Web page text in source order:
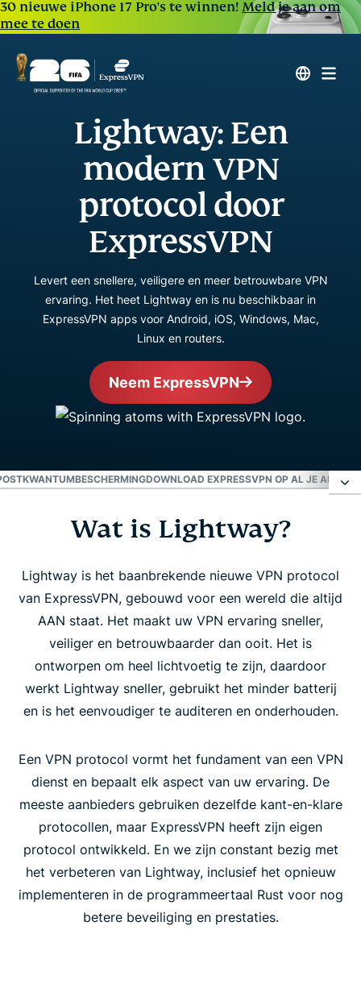
30 nieuwe iPhone 17 Pro's te winnen!Meld je aan om
mee te doen
Lightway: Een
modern VPN
protocol door
ExpressVPN
Levert een snellere, veiligere en meer betrouwbare VPN
ervaring. Het heet Lightway en is nu beschikbaar in
ExpressVPN apps voor Android, iOS, Windows, Mac,
Linux en routers.
Neem ExpressVPN
DOWNLOAD EXPRESSVPN OP AL JE
Wat is Lightway?
Nu gecodeerd in Rust
Betere snelheid en prestaties
Veilig en transparant
Minder uitval
Postkwantumbescherming
Download ExpressVPN op al je apparaten
'Een stap verder dan andere VPN's'
Neem de enige VPN met de snelheid en veiligheid
Wat is Lightway?
Lightway is het baanbrekende nieuwe VPN protocol
van ExpressVPN, gebouwd voor een wereld die altijd
AAN staat. Het maakt uw VPN ervaring sneller,
veiliger en betrouwbaarder dan ooit. Het is
ontworpen om heel lichtvoetig te zijn, daardoor
werkt Lightway sneller, gebruikt het minder batterij
en is het eenvoudiger te auditeren en onderhouden.
Een VPN protocol vormt het fundament van een VPN
dienst en bepaalt elk aspect van uw ervaring. De
meeste aanbieders gebruiken dezelfde kant-en-klare
protocollen, maar ExpressVPN heeft zijn eigen
protocol ontwikkeld. En we zijn constant bezig met
het verbeteren van Lightway, inclusief het opnieuw
implementeren in de programmeertaal Rust voor nog
betere beveiliging en prestaties.